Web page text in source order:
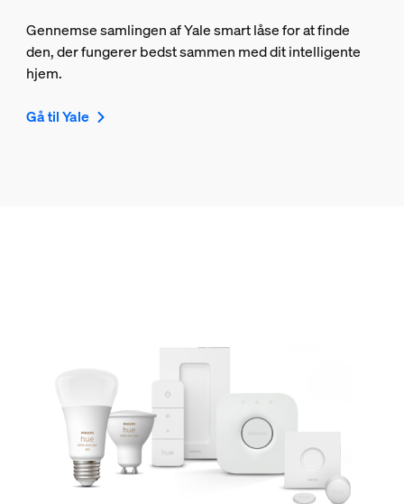
Gennemse samlingen af Yale smart låse for at finde
den, der fungerer bedst sammen med dit intelligente
hjem.
Gå til Yale